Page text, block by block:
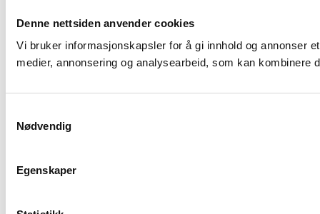
Denne nettsiden anvender cookies
Vi bruker informasjonskapsler for å gi innhold og annonser
medier, annonsering og analysearbeid, som kan
Nødvendig
Egenskaper